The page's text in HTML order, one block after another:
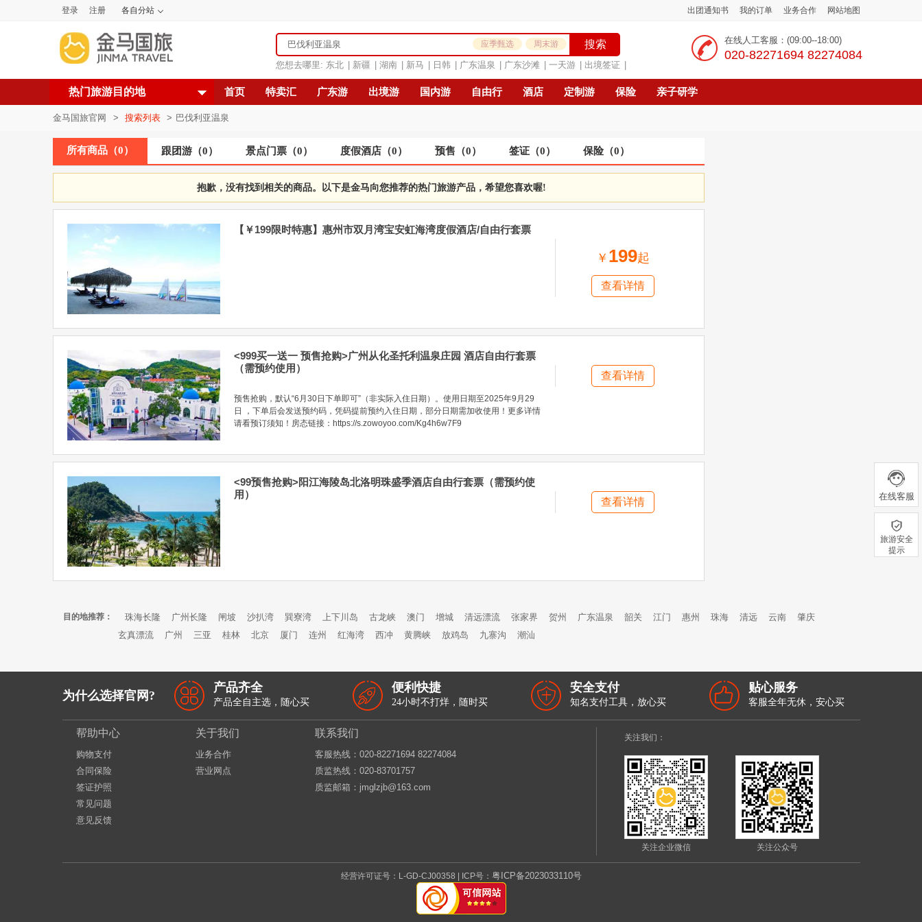
登录 注册 各自分站 出团通知书 我的订单 业务合作 网站地图
应季甄选 周末游 搜索
您想去哪里: 东北 新疆 湖南 新马 日韩 广东温泉 广东沙滩 一天游 出境签证
在线人工客服：(09:00--18:00)
‭020-82271694 82274084
热门旅游目的地 首页 特卖汇 广东游 出境游 国内游 自由行 酒店 定制游 保险 亲子研学
金马国旅官网 > 搜索列表 > 巴伐利亚温泉
所有商品 （0） 跟团游 （0） 景点门票 （0） 度假酒店 （0） 预售 （0） 签证 （0） 保险（0）
抱歉，没有找到相关的商品。以下是金马向您推荐的热门旅游产品，希望您喜欢喔!
【￥199限时特惠】惠州市双月湾宝安虹海湾度假酒店/自由行套票
￥ 199起
查看详情
<999买一送一 预售抢购>广州从化圣托利温泉庄园 酒店自由行套票
（需预约使用）
预售抢购，默认“6月30日下单即可”（非实际入住日期）。使用日期至2025年9月29
日 ，下单后会发送预约码，凭码提前预约入住日期，部分日期需加收使用！更多详情
请看预订须知！房态链接：https://s.zowoyoo.com/Kg4h6w7F9
查看详情
<99预售抢购>阳江海陵岛北洛明珠盛季酒店自由行套票（需预约使
用）
查看详情
目的地推荐： 珠海长隆 广州长隆 闸坡 沙扒湾 巽寮湾 上下川岛 古龙峡 澳门 增城 清远漂流 张家界 贺州 广东温泉 韶关 江门 惠州 珠海 清远 云南
肇庆
玄真漂流
广州 三亚 桂林 北京 厦门 连州 红海湾 西冲 黄腾峡 放鸡岛 九寨沟 潮汕
为什么选择官网?
产品齐全
产品全自主选，随心买
便利快捷
24小时不打烊，随时买
安全支付
知名支付工具，放心买
贴心服务
客服全年无休，安心买
帮助中心
购物支付
合同保险
签证护照
常见问题
意见反馈
关于我们
业务合作
营业网点
联系我们
客服热线：‭020-82271694 82274084
质监热线：020-83701757
质监邮箱：jmglzjb@163.com
关注我们：
关注企业微信 关注公众号
经营许可证号：L-GD-CJ00358 | ICP号： 粤ICP备2023033110号
在线客服
旅游安全
提示